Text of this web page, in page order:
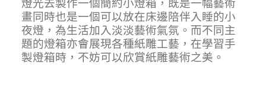
燈光去製作一個簡約小燈箱，既是一幅藝術
畫同時也是一個可以放在床邊陪伴入睡的小
夜燈，為生活加入淡淡藝術氣氛。而不同主
題的燈箱亦會展現各種紙雕工藝，在學習手
製燈箱時，不妨可以欣賞紙雕藝術之美。